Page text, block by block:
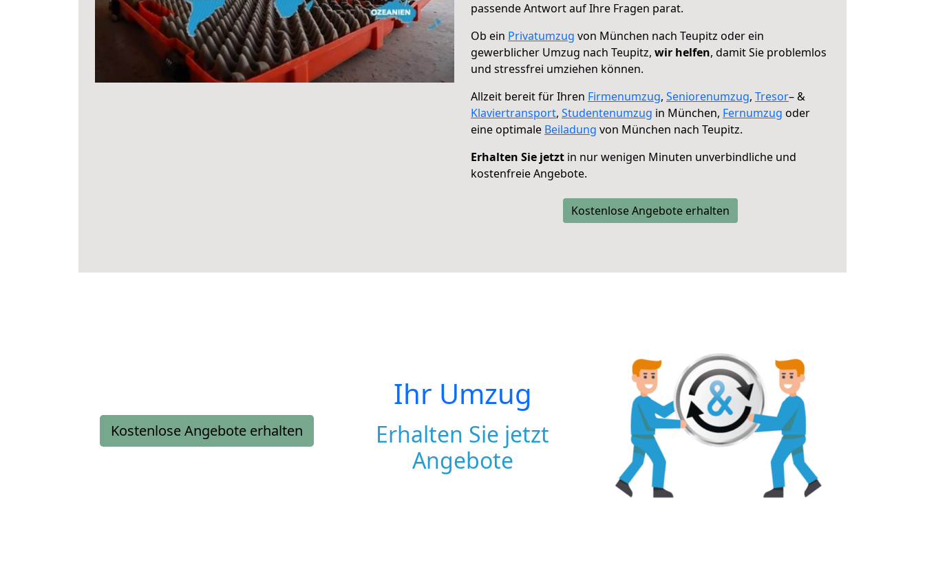
passende Antwort auf Ihre Fragen parat.
Ob ein Privatumzug von München nach Teupitz oder ein
gewerblicher Umzug nach Teupitz, wir helfen, damit Sie problemlos
und stressfrei umziehen können.
Allzeit bereit für Ihren Firmenumzug, Seniorenumzug, Tresor– &
Klaviertransport, Studentenumzug in München, Fernumzug oder
eine optimale Beiladung von München nach Teupitz.
Erhalten Sie jetzt in nur wenigen Minuten unverbindliche und
kostenfreie Angebote.
Kostenlose Angebote erhalten
Kostenlose Angebote erhalten
Ihr Umzug
Erhalten Sie jetzt
Angebote